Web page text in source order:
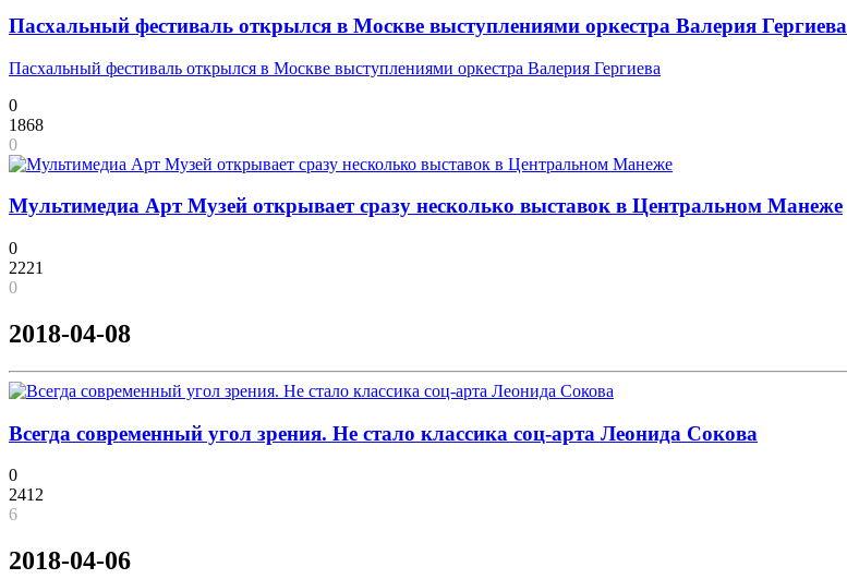
Пасхальный фестиваль открылся в Москве выступлениями оркестра Валерия Гергиева
Пасхальный фестиваль открылся в Москве выступлениями оркестра Валерия Гергиева
0
1868
0
Мультимедиа Арт Музей открывает сразу несколько выставок в Центральном Манеже
0
2221
0
2018-04-08
Всегда современный угол зрения. Не стало классика соц-арта Леонида Сокова
0
2412
6
2018-04-06